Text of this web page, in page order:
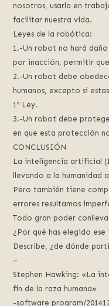
nosotros, usarla en
facilitar nuestra vida.
Leyes de la robótica:
1.-Un robot no hará daño
por inacción, permitir
2.-Un robot debe
humanos, excepto si
1ª Ley.
3.-Un robot debe
en que esta protección
CONCLUSIÓN
La inteligencia artificial
llevando a la humanidad
Pero también tiene
errores resultamos
Todo gran poder
¿Por qué has elegido ese
Describe, ¿de dónde
–
Stephen Hawking: «La
fin de la raza humana»
-software program/